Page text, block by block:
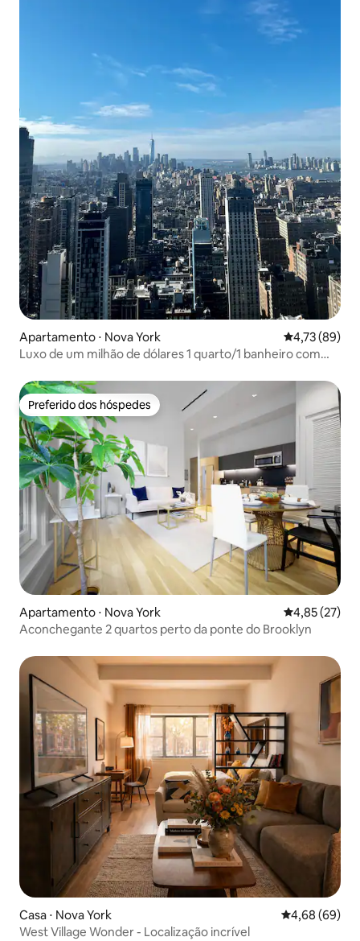
Apartamento ⋅ Nova York 4,73 de uma
4,73 (89)
Luxo de um milhão de dólares 1 quarto/1 banheiro com
Preferido dos hóspedes
Preferido dos hóspedes
Apartamento ⋅ Nova York 4,85 de uma
4,85 (27)
Aconchegante 2 quartos perto da ponte do Brooklyn
Casa ⋅ Nova York 4,68 de uma
4,68 (69)
West Village Wonder - Localização incrível